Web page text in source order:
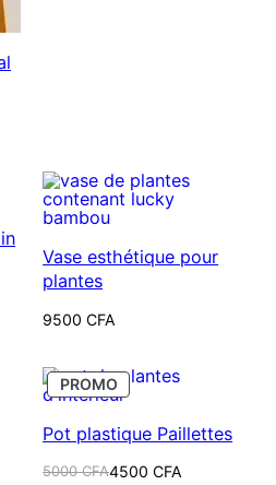
Vase esthétique pour
plantes
9500CFA
PROMOPRODUIT
EN
Pot plastique Paillettes
5000CFA
Le
4500CFA
Le